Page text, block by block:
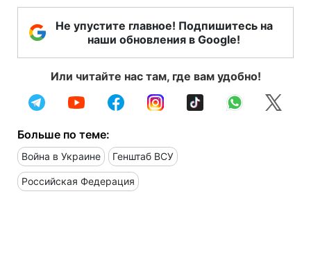
Не упустите главное! Подпишитесь на
наши обновления в Google!
Или читайте нас там, где вам удобно!
Больше по теме:
Война в Украине Генштаб ВСУ
Российская Федерация